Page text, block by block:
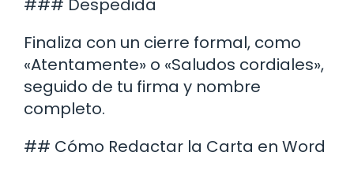
### Despedida
Finaliza con un cierre formal, como
«Atentamente» o «Saludos cordiales»,
seguido de tu firma y nombre
completo.
## Cómo Redactar la Carta en Word